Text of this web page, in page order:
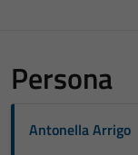
Persona
Antonella Arrigo